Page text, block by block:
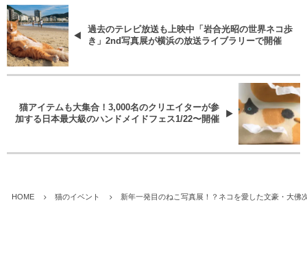
過去のテレビ放送も上映中「岩合光昭の世界ネコ歩
き」2nd写真展が横浜の放送ライブラリーで開催
猫アイテムも大集合！3,000名のクリエイターが参
加する日本最大級のハンドメイドフェス1/22〜開催
HOME 猫のイベント 新年一発目のねこ写真展！？ネコを愛した文豪・大佛